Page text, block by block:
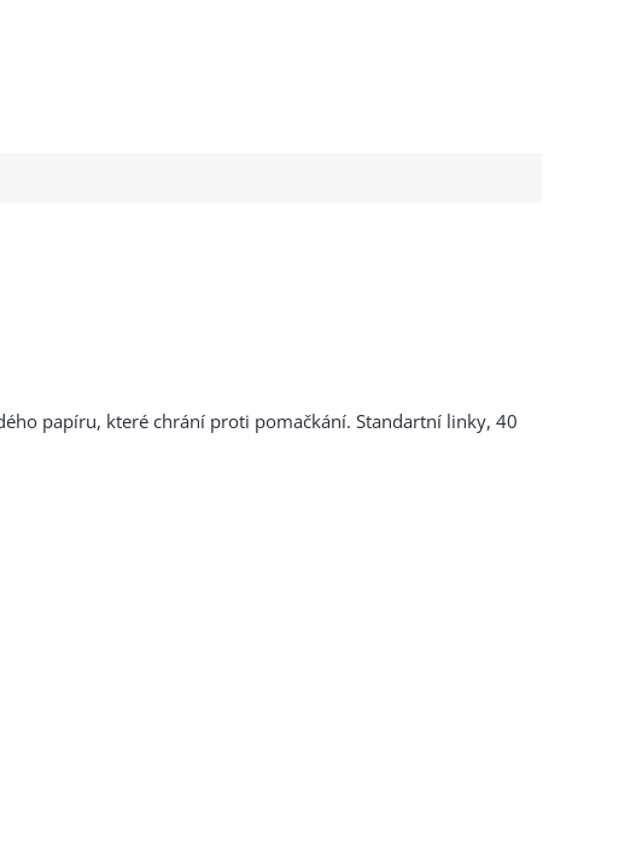
papíru, které chrání proti pomačkání. Standartní linky, 40